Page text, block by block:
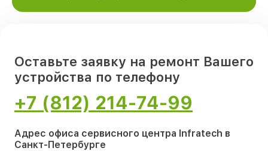
Оставьте заявку на ремонт Вашего
устройства по телефону
+7 (812) 214-74-99
Адрес офиса сервисного центра Infratech в
Санкт-Петербурге